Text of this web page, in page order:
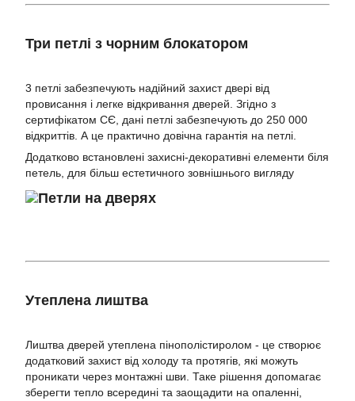
Три петлі з чорним блокатором
3 петлі забезпечують надійний захист двері від
провисання і легке відкривання дверей. Згідно з
сертифікатом СЄ, дані петлі забезпечують до 250 000
відкриттів. А це практично довічна гарантія на петлі.
Додатково встановлені захисні-декоративні елементи біля
петель, для більш естетичного зовнішнього вигляду
Утеплена лиштва
Лиштва дверей утеплена пінополістиролом - це створює
додатковий захист від холоду та протягів, які можуть
проникати через монтажні шви. Таке рішення допомагає
зберегти тепло всередині та заощадити на опаленні,